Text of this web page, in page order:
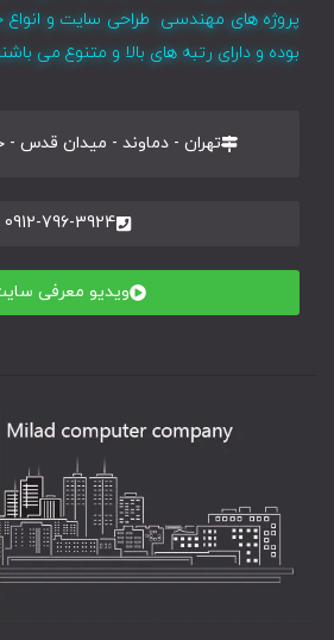
پروژه های مهندسی طراحی سایت و انواع
بوده و دارای رتبه های بالا و متنوع می
تهران - دماوند - میدان قدس -
0912-796-3924
ویدیو معرفی